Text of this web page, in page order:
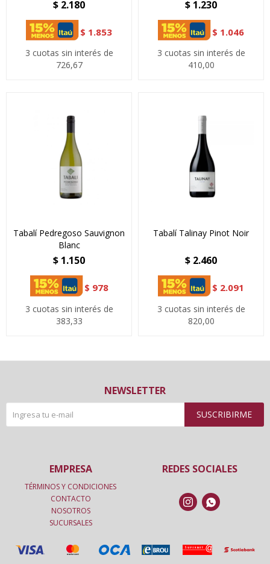
$ 2.180
$ 1.853
3 cuotas sin interés de
726,67
$ 1.230
$ 1.046
3 cuotas sin interés de
410,00
Tabalí Pedregoso Sauvignon
Blanc
$ 1.150
$ 978
3 cuotas sin interés de
383,33
Tabalí Talinay Pinot Noir
$ 2.460
$ 2.091
3 cuotas sin interés de
820,00
NEWSLETTER
SUSCRIBIRME
REDES SOCIALES
 
EMPRESA
TÉRMINOS Y CONDICIONES
CONTACTO
NOSOTROS
SUCURSALES